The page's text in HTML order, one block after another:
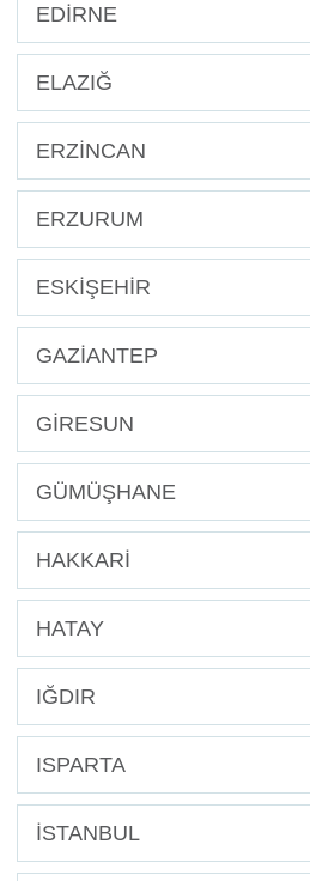
EDİRNE
ELAZIĞ
ERZİNCAN
ERZURUM
ESKİŞEHİR
GAZİANTEP
GİRESUN
GÜMÜŞHANE
HAKKARİ
HATAY
IĞDIR
ISPARTA
İSTANBUL